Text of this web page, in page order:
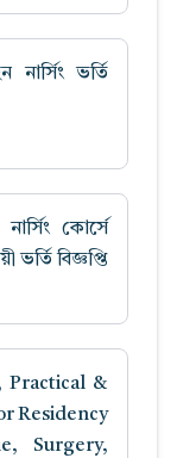
ভর্তি
কোর্সে
বিজ্ঞপ্তি
Practical &
Residency
Surgery,